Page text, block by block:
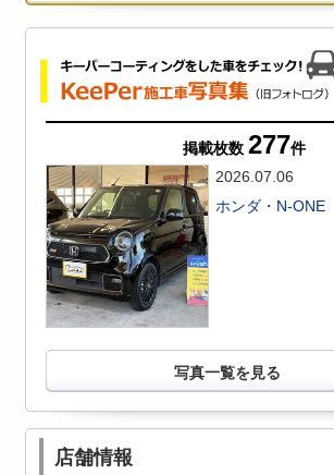
掲載枚数 277件
2026.07.06
ホンダ・N-ONE
写真一覧を見る
店舗情報